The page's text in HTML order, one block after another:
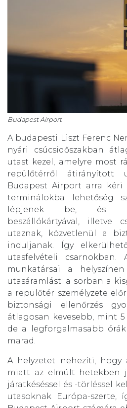
Budapest Airport
A budapesti Liszt Ferenc
nyári csúcsidőszakban
utast kezel, amelyre most
repülőtérről átirányított
Budapest Airport arra kéri
terminálokba lehetőség
lépjenek be, és
beszállókártyával, illetve
utaznak, közvetlenül a
induljanak. Így
utasfelvételi csarnokban.
munkatársai a
utasáramlást: a sorban a
a repülőtér személyzete
biztonsági ellenőrzés
átlagosan kevesebb, mint 5
de a legforgalmasabb
marad.
A helyzetet nehezíti,
miatt az elmúlt hetekben
járatkéséssel és -törléssel
utasoknak Európa-szerte,